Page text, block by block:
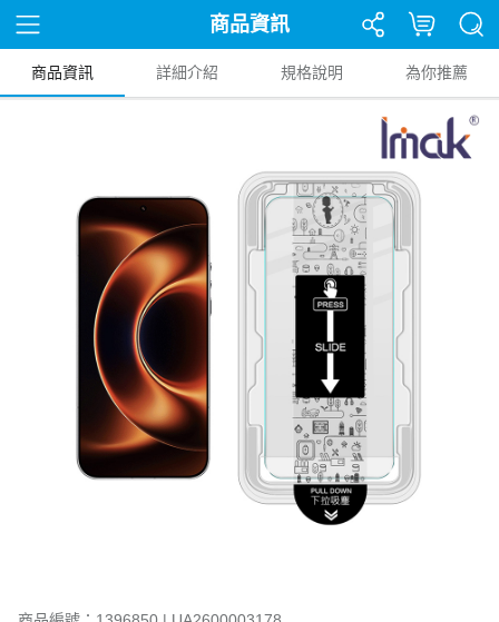
商品資訊
商品資訊 詳細介紹 規格說明 為你推薦